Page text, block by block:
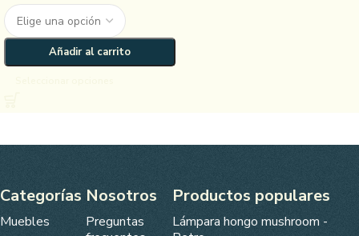
Añadir al carrito
Categorías
Muebles
Nosotros
Preguntas
Productos populares
Lámpara hongo mushroom -